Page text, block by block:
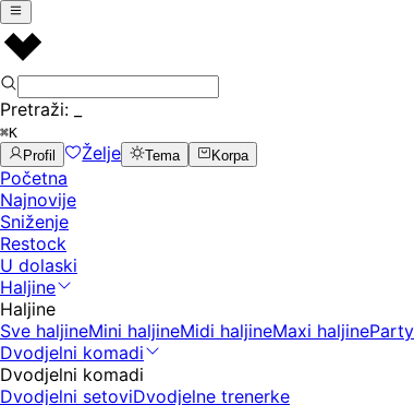
Pretraži:
⌘K
Profil
Želje Tema Korpa
Početna
Najnovije
Sniženje
Restock
U dolaski
Haljine
Haljine
Sve haljineMini haljineMidi haljineMaxi haljine
Dvodjelni komadi
Dvodjelni komadi
Dvodjelni setoviDvodjelne trenerke